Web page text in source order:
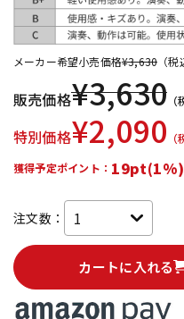
メーカー希望小売価格¥3,630 （税
販売価格¥3,630 （
特別価格¥2,090 （
獲得予定ポイント： 19pt(1%)
注文数：
カートに入れる